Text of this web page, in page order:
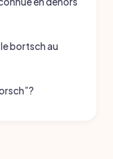
bortsch au